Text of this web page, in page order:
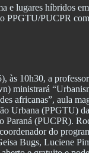
e lugares híbridos
PPGTU/PUCPR
às 10h30, a
ministrará
africanas”, aula
Urbana (PPGTU)
Paraná (PUCPR).
do
Bugs, Luciene